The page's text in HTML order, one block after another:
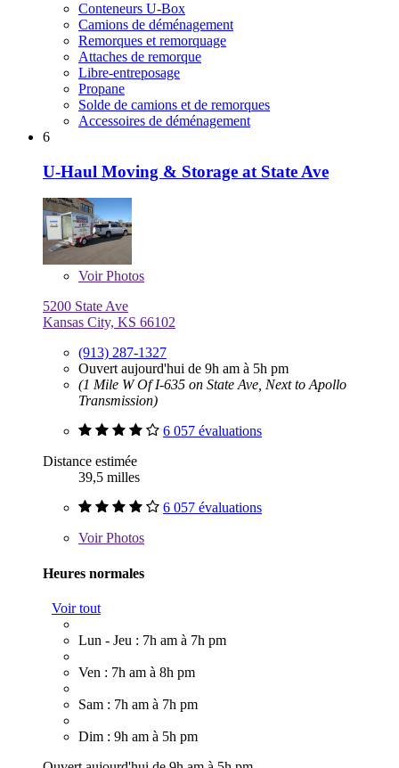
Conteneurs U-Box
Camions de déménagement
Remorques et remorquage
Attaches de remorque
Libre-entreposage
Propane
Solde de camions et de remorques
Accessoires de déménagement
6
U-Haul Moving & Storage at State Ave
VoirPhotos
5200 State Ave
Kansas City, KS 66102
(913) 287-1327
Ouvert aujourd'hui de 9h am à 5h pm
(1 Mile W Of I-635 on State Ave, Next to Apollo
Transmission)
6 057 évaluations
Distance estimée
39,5 milles
6 057 évaluations
VoirPhotos
Heures normales
Voir tout
Lun - Jeu : 7h am à 7h pm
Ven : 7h am à 8h pm
Sam : 7h am à 7h pm
Dim : 9h am à 5h pm